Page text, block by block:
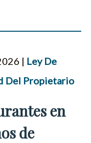
| Ley De
Del Propietario
en
de